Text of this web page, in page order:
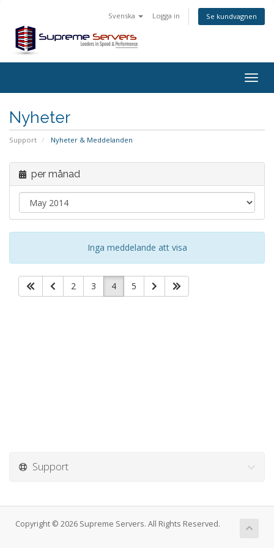
Svenska Logga in Se kundvagnen
Nyheter
Support Nyheter & Meddelanden
per månad
Inga meddelande att visa
2 3 4 5
Support
Copyright © 2026 Supreme Servers. All Rights Reserved.